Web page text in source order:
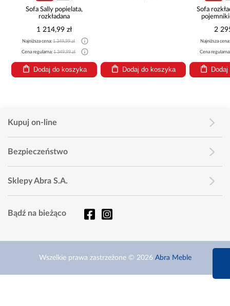
Sofa Sally popielata,
rozkładana
1 214,99 zł
Najniższa cena:1 349,99 zł
Cena regularna:1 349,99 zł
Dodaj do koszyka Dodaj do koszyka
Sofa
2
Najniższa
Cena
Kupuj on-line
Bezpieczeństwo
Sklepy Abra S.A.
Bądź na bieżąco
Wszelkie prawa zastrzeżone © 2026 Abra Meble
660 627